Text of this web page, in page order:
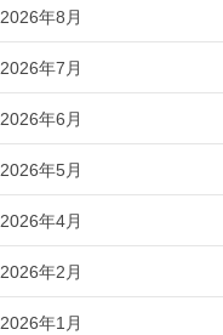
2026年8月
2026年7月
2026年6月
2026年5月
2026年4月
2026年2月
2026年1月